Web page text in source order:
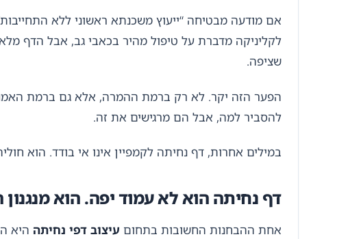
אם מודעה מבטיחה “ייעוץ משכנתא ראשוני ללא
לקליניקה מדברת על טיפול מהיר בכאבי גב, אבל הדף
שציפה.
הפער הזה יקר. לא רק ברמת ההמרה, אלא גם ברמת
להסביר למה, אבל הם מרגישים את זה.
במילים אחרות, דף נחיתה לקמפיין אינו אי בודד. הוא
דף נחיתה הוא לא עמוד יפה. הוא
אחת ההבחנות החשובות בתחום עיצוב דפי נחיתה היא